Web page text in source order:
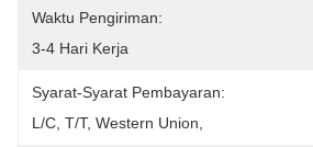
Waktu Pengiriman:
3-4 Hari Kerja
Syarat-Syarat Pembayaran:
L/C, T/T, Western Union,